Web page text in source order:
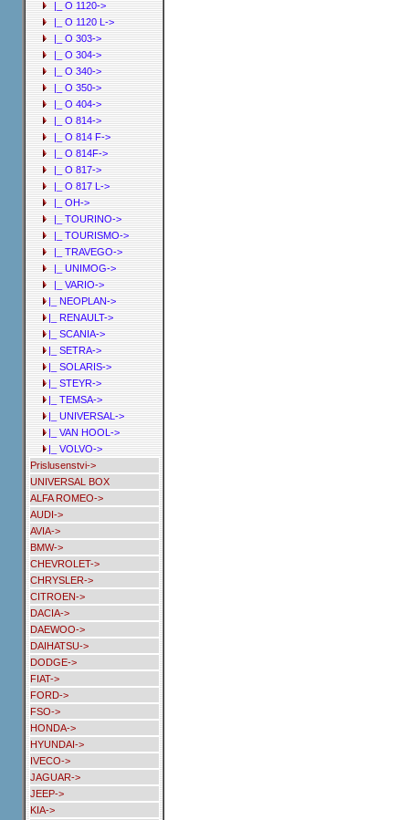
|_ O 1120->
|_ O 1120 L->
|_ O 303->
|_ O 304->
|_ O 340->
|_ O 350->
|_ O 404->
|_ O 814->
|_ O 814 F->
|_ O 814F->
|_ O 817->
|_ O 817 L->
|_ OH->
|_ TOURINO->
|_ TOURISMO->
|_ TRAVEGO->
|_ UNIMOG->
|_ VARIO->
|_ NEOPLAN->
|_ RENAULT->
|_ SCANIA->
|_ SETRA->
|_ SOLARIS->
|_ STEYR->
|_ TEMSA->
|_ UNIVERSAL->
|_ VAN HOOL->
|_ VOLVO->
Prislusenstvi->
UNIVERSAL BOX
ALFA ROMEO->
AUDI->
AVIA->
BMW->
CHEVROLET->
CHRYSLER->
CITROEN->
DACIA->
DAEWOO->
DAIHATSU->
DODGE->
FIAT->
FORD->
FSO->
HONDA->
HYUNDAI->
IVECO->
JAGUAR->
JEEP->
KIA->